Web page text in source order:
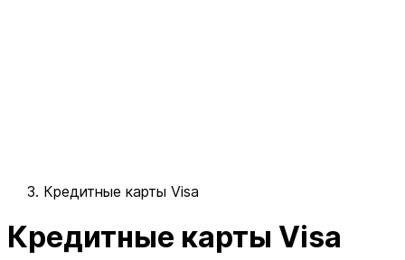
Кредитные карты Visa
Кредитные карты Visa